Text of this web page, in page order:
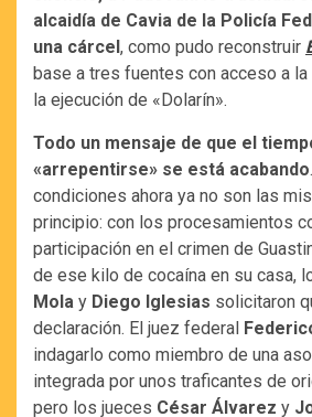
alcaidía de Cavia de la Policía
una cárcel, como pudo reconstruir
base a tres fuentes con acceso a
la ejecución de «Dolarín».
Todo un mensaje de que el
«arrepentirse» se está acabando
condiciones ahora ya no son las
principio: con los procesamientos
participación en el crimen de
de ese kilo de cocaína en su casa,
Mola y Diego Iglesias solicitaron
declaración. El juez federal
indagarlo como miembro de una
integrada por unos traficantes de
pero los jueces César Álvarez y